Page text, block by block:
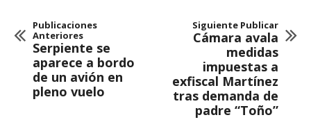
Publicaciones
Anteriores
Serpiente se
aparece a bordo
de un avión en
pleno vuelo
Siguiente Publicar
Cámara avala
medidas
impuestas a
exfiscal Martínez
tras demanda de
padre “Toño”